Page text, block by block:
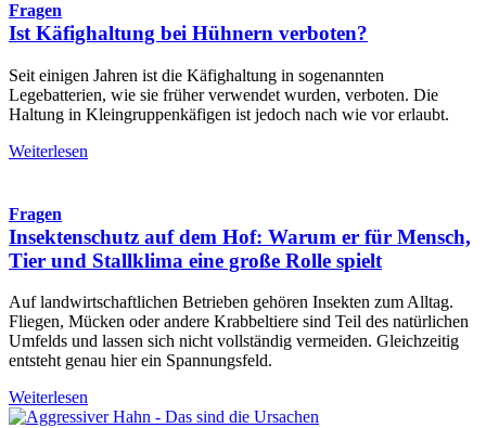
Fragen
Ist Käfighaltung bei Hühnern verboten?
Seit einigen Jahren ist die Käfighaltung in sogenannten
Legebatterien, wie sie früher verwendet wurden, verboten. Die
Haltung in Kleingruppenkäfigen ist jedoch nach wie vor erlaubt.
Weiterlesen
Fragen
Insektenschutz auf dem Hof: Warum er für Mensch,
Tier und Stallklima eine große Rolle spielt
Auf landwirtschaftlichen Betrieben gehören Insekten zum Alltag.
Fliegen, Mücken oder andere Krabbeltiere sind Teil des natürlichen
Umfelds und lassen sich nicht vollständig vermeiden. Gleichzeitig
entsteht genau hier ein Spannungsfeld.
Weiterlesen